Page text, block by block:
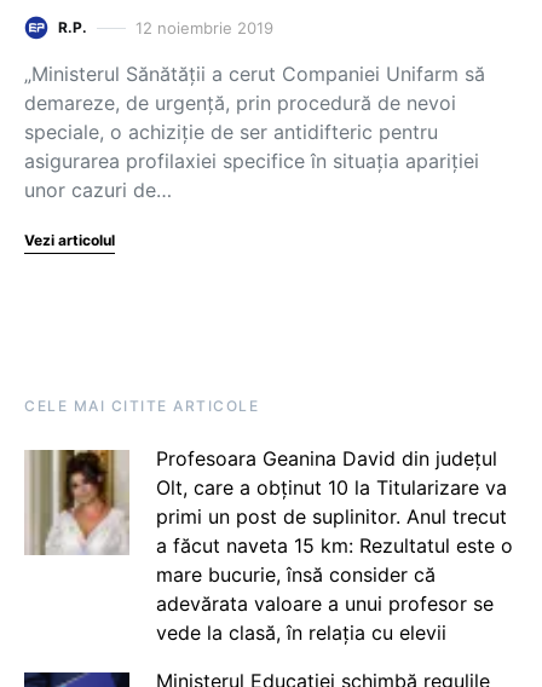
R.P. 12 noiembrie 2019
„Ministerul Sănătăţii a cerut Companiei Unifarm să
demareze, de urgenţă, prin procedură de nevoi
speciale, o achiziţie de ser antidifteric pentru
asigurarea profilaxiei specifice în situaţia apariţiei
unor cazuri de…
Vezi articolul
CELE MAI CITITE ARTICOLE
Profesoara Geanina David din județul
Olt, care a obținut 10 la Titularizare va
primi un post de suplinitor. Anul trecut
a făcut naveta 15 km: Rezultatul este o
mare bucurie, însă consider că
adevărata valoare a unui profesor se
vede la clasă, în relația cu elevii
Ministerul Educației schimbă regulile